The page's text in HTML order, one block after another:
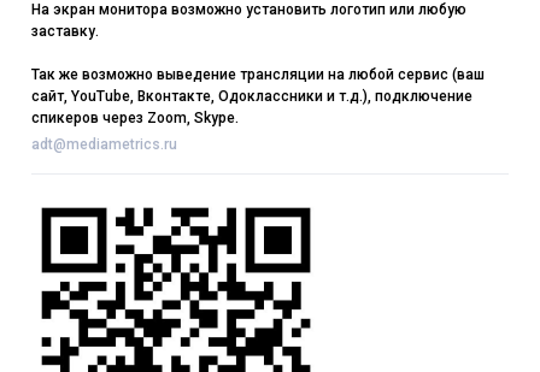
На экран монитора возможно установить логотип или любую
заставку.
Так же возможно выведение трансляции на любой сервис (ваш
сайт, YouTube, Вконтакте, Одоклассники и т.д.), подключение
спикеров через Zoom, Skype.
adt@mediametrics.ru